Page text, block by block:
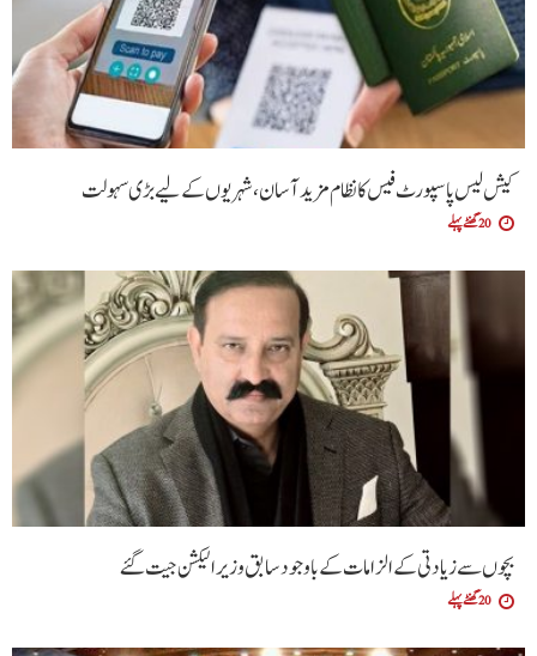
کیش لیس پاسپورٹ فیس کا نظام مزید آسان،شہریوں کے لیے بڑی سہولت
20 گھنٹے پہلے
بچوں سے زیادتی کے الزامات کے باوجود سابق وزیر الیکشن جیت گئے
20 گھنٹے پہلے